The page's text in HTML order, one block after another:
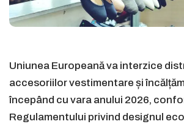
Uniunea Europeană va interzice
accesoriilor vestimentare și
începând cu vara anului 2026,
Regulamentului privind designul